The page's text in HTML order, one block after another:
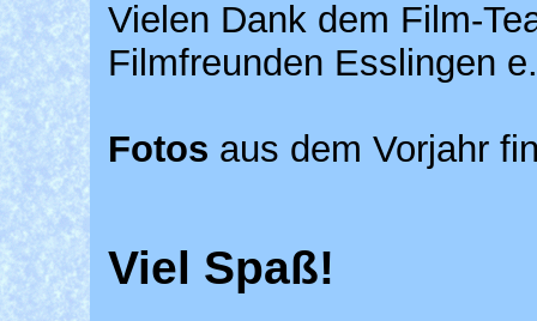
Vielen Dank dem Film-
Filmfreunden Esslingen
Fotos aus dem Vorjahr
Viel Spaß!